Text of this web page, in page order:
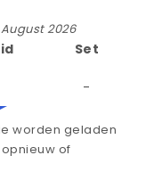
2026
Set
-
worden geladen
of